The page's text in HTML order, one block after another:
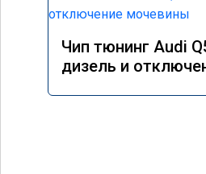
Чип тюнинг Audi
дизель и